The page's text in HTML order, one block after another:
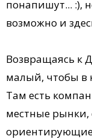
понапишут... :),
возможно и
Возвращаясь к
малый, чтобы в
Там есть
местные рынки,